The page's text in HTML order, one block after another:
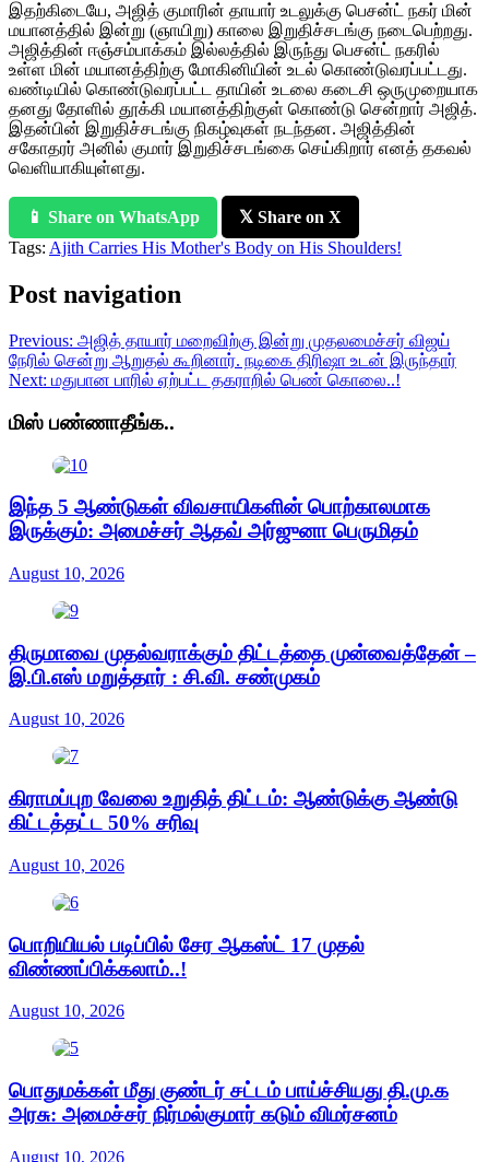
இதற்கிடையே, அஜித் குமாரின் தாயார் உடலுக்கு பெசன்ட் நகர் மின்
மயானத்தில் இன்று (ஞாயிறு) காலை இறுதிச்சடங்கு நடைபெற்றது.
அஜித்தின் ஈஞ்சம்பாக்கம் இல்லத்தில் இருந்து பெசன்ட் நகரில்
உள்ள மின் மயானத்திற்கு மோகினியின் உடல் கொண்டுவரப்பட்டது.
வண்டியில் கொண்டுவரப்பட்ட தாயின் உடலை கடைசி ஒருமுறையாக
தனது தோளில் தூக்கி மயானத்திற்குள் கொண்டு சென்றார் அஜித்.
இதன்பின் இறுதிச்சடங்கு நிகழ்வுகள் நடந்தன. அஜித்தின்
சகோதரர் அனில் குமார் இறுதிச்சடங்கை செய்கிறார் எனத் தகவல்
வெளியாகியுள்ளது.
📱 Share on WhatsApp
𝕏 Share on X
Tags: Ajith Carries His Mother's Body on His Shoulders!
Post navigation
Previous: அஜித் தாயார் மறைவிற்கு இன்று முதலமைச்சர் விஜய்
நேரில் சென்று ஆறுதல் கூறினார். நடிகை திரிஷா உடன் இருந்தார்
Next: மதுபான பாரில் ஏற்பட்ட தகராறில் பெண் கொலை..!
மிஸ் பண்ணாதீங்க..
இந்த 5 ஆண்டுகள் விவசாயிகளின் பொற்காலமாக
இருக்கும்: அமைச்சர் ஆதவ் அர்ஜுனா பெருமிதம்
August 10, 2026
திருமாவை முதல்வராக்கும் திட்டத்தை முன்வைத்தேன் –
இ.பி.எஸ் மறுத்தார் : சி.வி. சண்முகம்
August 10, 2026
கிராமப்புற வேலை உறுதித் திட்டம்: ஆண்டுக்கு ஆண்டு
கிட்டத்தட்ட 50% சரிவு
August 10, 2026
பொறியியல் படிப்பில் சேர ஆகஸ்ட் 17 முதல்
விண்ணப்பிக்கலாம்..!
August 10, 2026
பொதுமக்கள் மீது குண்டர் சட்டம் பாய்ச்சியது தி.மு.க
அரசு: அமைச்சர் நிர்மல்குமார் கடும் விமர்சனம்
August 10, 2026